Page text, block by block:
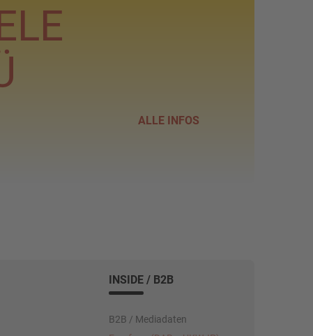
ALLE INFOS
INSIDE / B2B
B2B / Mediadaten